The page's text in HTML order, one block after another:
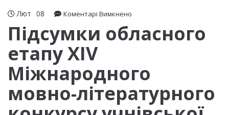
Лют 08 Коментарі Вимкнено
обласного
мовно-
літературного
конкурсу
учнівської
Підсумки обласного
етапу ХІV
Міжнародного
мовно-літературного